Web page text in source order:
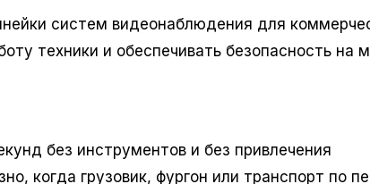
систем видеонаблюдения для
техники и обеспечивать безопасность на
без инструментов и без привлечения
когда грузовик, фургон или транспорт по